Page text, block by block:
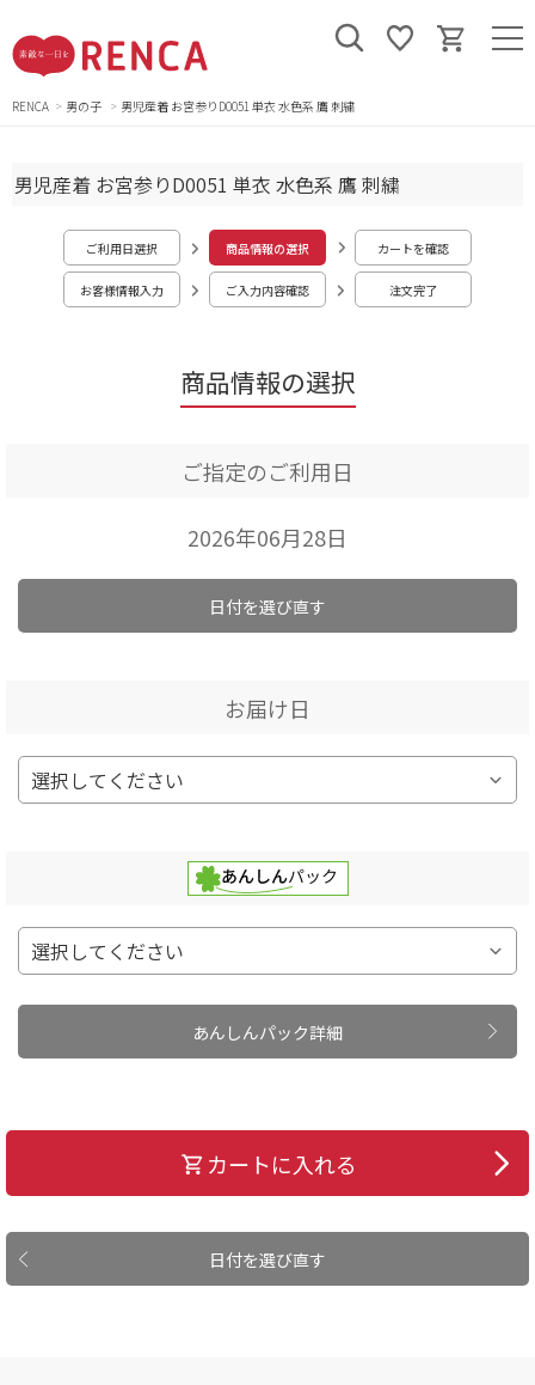
RENCA 男の子 男児産着 お宮参りD0051 単衣 水色系 鷹 刺繍
商品情報の選択
男児産着 お宮参りD0051 単衣 水色系 鷹 刺繍
ご利用日選択 商品情報の選択 カートを確認
お客様情報入力 ご入力内容確認 注文完了
ご指定のご利用日
2026年06月28日
日付を選び直す
お届け日
あんしんパック詳細
日付を選び直す
カートに入れる